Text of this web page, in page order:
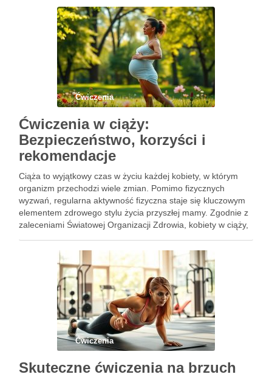
Wiedza …
Ćwiczenia
Ćwiczenia w ciąży:
Bezpieczeństwo, korzyści i
rekomendacje
Ciąża to wyjątkowy czas w życiu każdej kobiety, w którym
organizm przechodzi wiele zmian. Pomimo fizycznych
wyzwań, regularna aktywność fizyczna staje się kluczowym
elementem zdrowego stylu życia przyszłej mamy. Zgodnie z
zaleceniami Światowej Organizacji Zdrowia, kobiety w ciąży,
angażować się w umiarkowane ćwiczenia, które …
Ćwiczenia
Skuteczne ćwiczenia na brzuch